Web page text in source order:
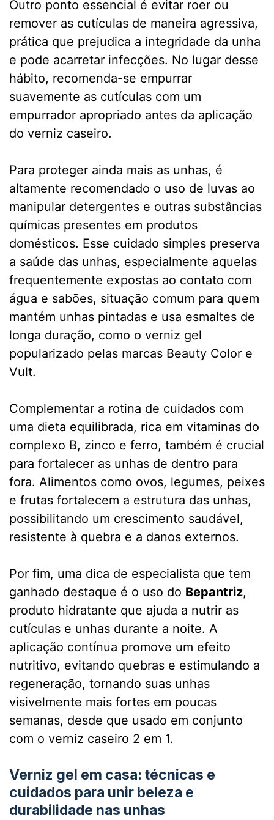
Outro ponto essencial é evitar roer ou
remover as cutículas de maneira agressiva,
prática que prejudica a integridade da unha
e pode acarretar infecções. No lugar desse
hábito, recomenda-se empurrar
suavemente as cutículas com um
empurrador apropriado antes da aplicação
do verniz caseiro.
Para proteger ainda mais as unhas, é
altamente recomendado o uso de luvas ao
manipular detergentes e outras substâncias
químicas presentes em produtos
domésticos. Esse cuidado simples preserva
a saúde das unhas, especialmente aquelas
frequentemente expostas ao contato com
água e sabões, situação comum para quem
mantém unhas pintadas e usa esmaltes de
longa duração, como o verniz gel
popularizado pelas marcas Beauty Color e
Vult.
Complementar a rotina de cuidados com
uma dieta equilibrada, rica em vitaminas do
complexo B, zinco e ferro, também é crucial
para fortalecer as unhas de dentro para
fora. Alimentos como ovos, legumes, peixes
e frutas fortalecem a estrutura das unhas,
possibilitando um crescimento saudável,
resistente à quebra e a danos externos.
Por fim, uma dica de especialista que tem
ganhado destaque é o uso do Bepantriz,
produto hidratante que ajuda a nutrir as
cutículas e unhas durante a noite. A
aplicação contínua promove um efeito
nutritivo, evitando quebras e estimulando a
regeneração, tornando suas unhas
visivelmente mais fortes em poucas
semanas, desde que usado em conjunto
com o verniz caseiro 2 em 1.
Verniz gel em casa: técnicas e
cuidados para unir beleza e
durabilidade nas unhas